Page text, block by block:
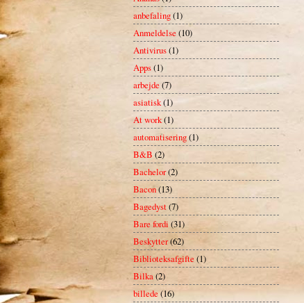
anbefaling(1)
Anmeldelse(10)
Antivirus(1)
Apps(1)
arbejde (7)
asiatisk(1)
At work(1)
automatisering(1)
B&B (2)
Bachelor(2)
Bacon(13)
Bagedyst(7)
Bare fordi (31)
Beskytter(62)
Biblioteksafgifte (1)
Bilka(2)
billede (16)